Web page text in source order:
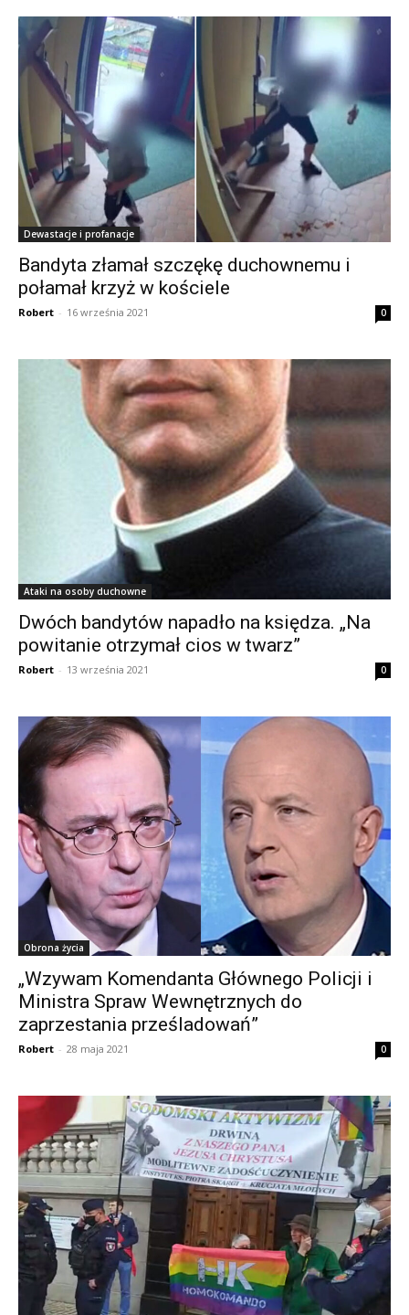
Dewastacje i profanacje
Bandyta złamał szczękę duchownemu i
połamał krzyż w kościele
Robert - 16 września 2021 0
Ataki na osoby duchowne
Dwóch bandytów napadło na księdza. „Na
powitanie otrzymał cios w twarz”
Robert - 13 września 2021 0
Obrona życia
„Wzywam Komendanta Głównego Policji i
Ministra Spraw Wewnętrznych do
zaprzestania prześladowań”
Robert - 28 maja 2021 0